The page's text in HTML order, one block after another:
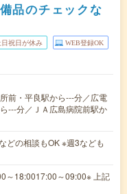
品のチェックな
日祝日が休み WEB登録OK
前・平良駅から---分／広電
---分／ＪＡ広島病院前駅か
どの相談もOK ※週3なども
～18:0017:00～09:00※ 上記